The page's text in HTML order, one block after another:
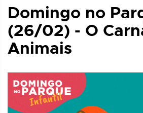
Domingo no
(26/02) - O
Animais